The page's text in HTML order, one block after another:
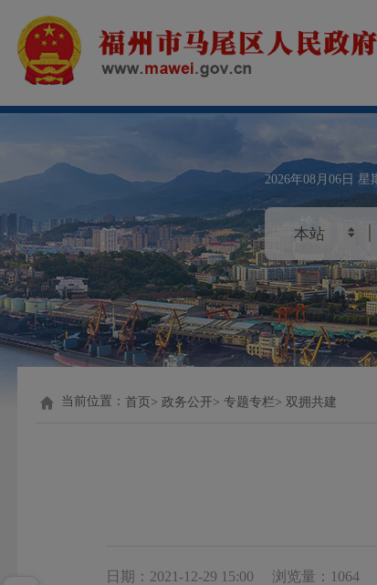
2026年08月06日 星
当前位置：首页 政务公开 专题专栏 双拥共建
日期：2021-12-29 15:00 浏览量：1064